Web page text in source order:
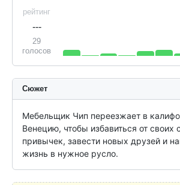
рейтинг
---
29
голосов
Сюжет
Мебельщик Чип переезжает в
Венецию, чтобы избавиться от своих
привычек, завести новых друзей и
жизнь в нужное русло.